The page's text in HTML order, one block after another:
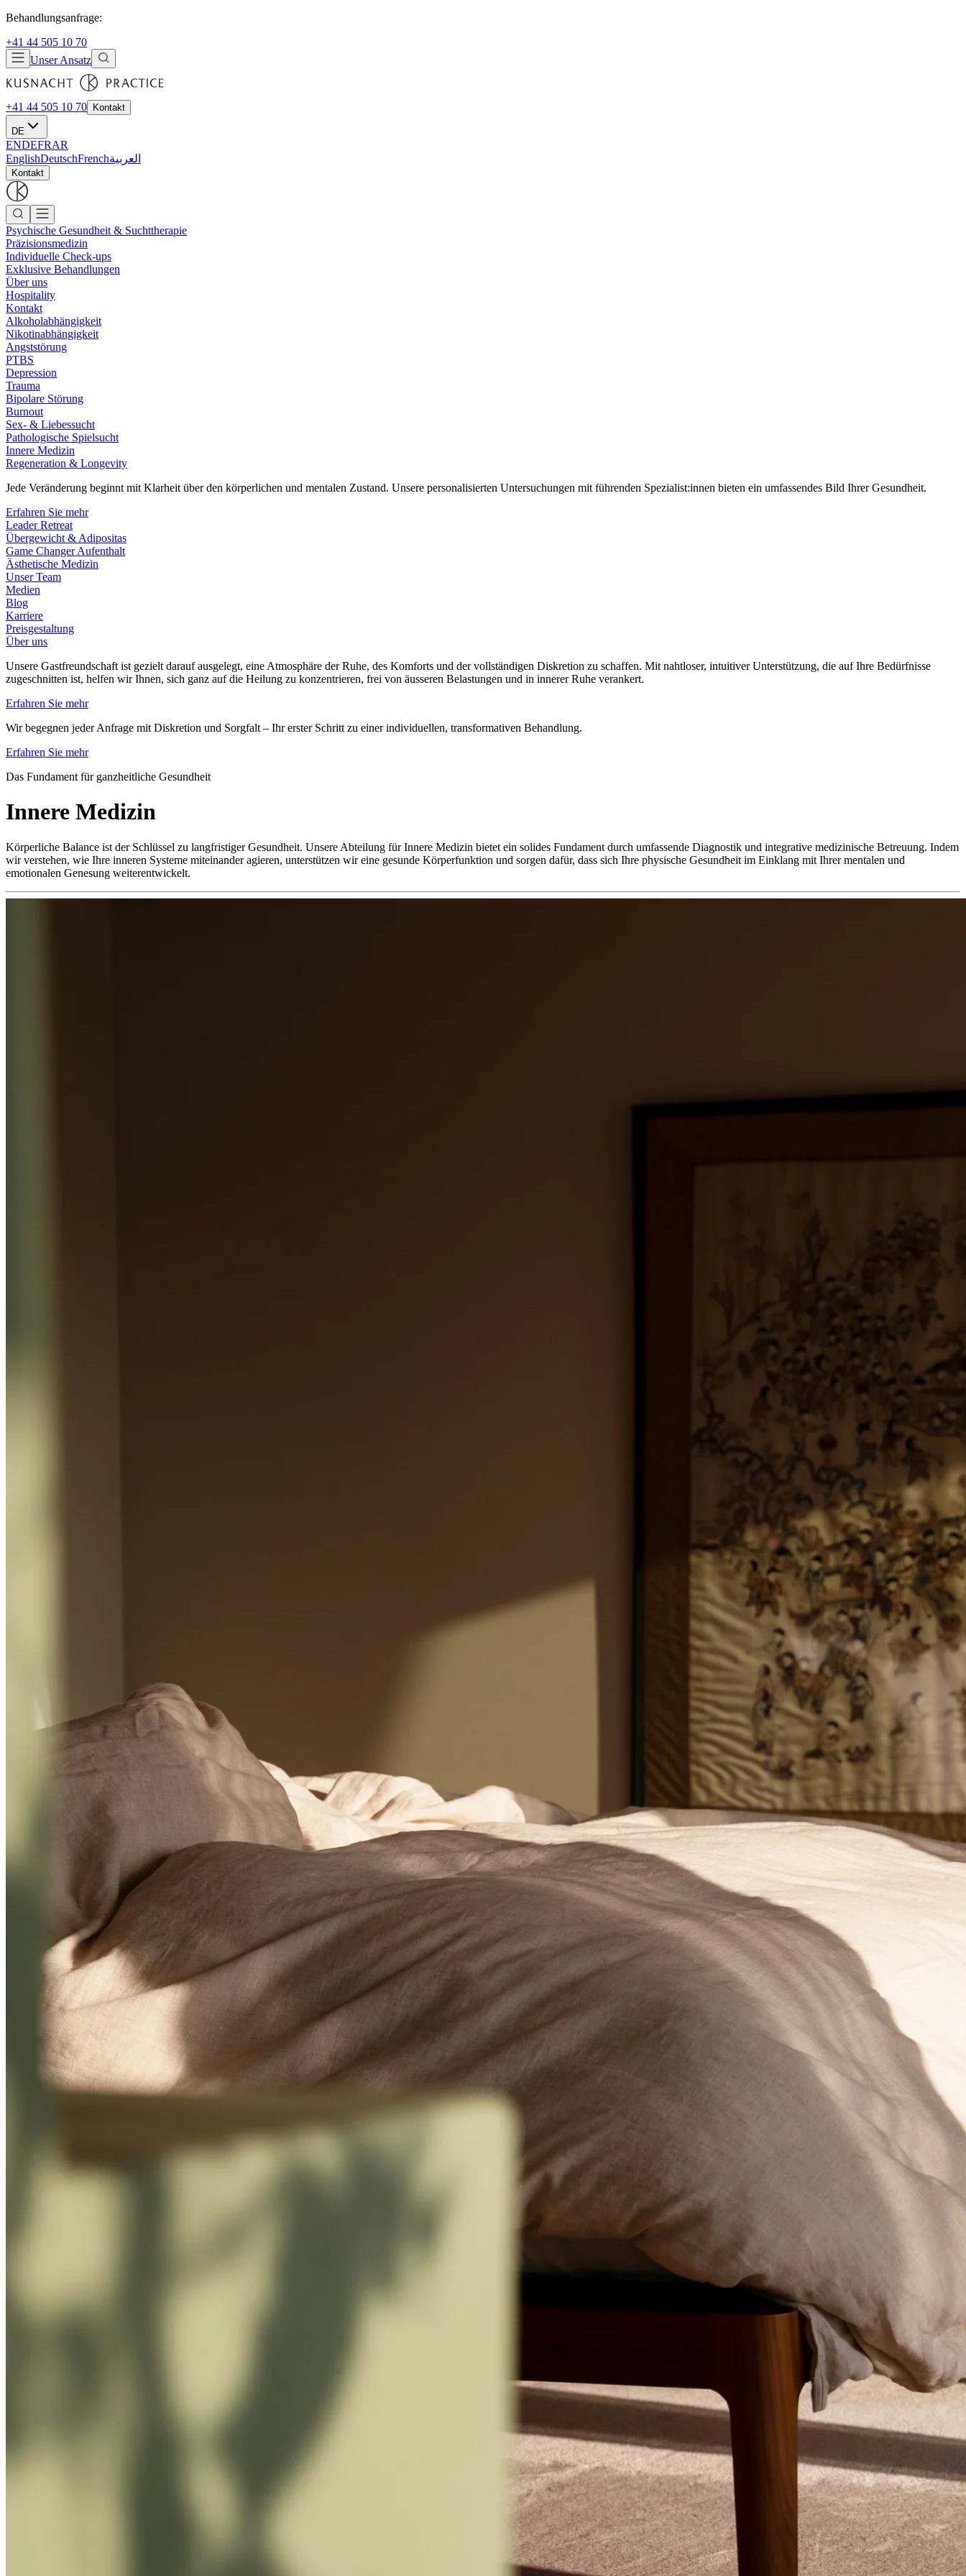
Behandlungsanfrage:
+41 44 505 10 70
Unser Ansatz
+41 44 505 10 70 Kontakt
DE
ENDEFRAR
EnglishDeutschFrenchالعربية
Kontakt
Psychische Gesundheit & Suchttherapie
Präzisionsmedizin
Individuelle Check-ups
Exklusive Behandlungen
Über uns
Hospitality
Kontakt
Alkoholabhängigkeit
Nikotinabhängigkeit
Angststörung
PTBS
Depression
Trauma
Bipolare Störung
Burnout
Sex- & Liebessucht
Pathologische Spielsucht
Innere Medizin
Regeneration & Longevity
Jede Veränderung beginnt mit Klarheit über den körperlichen und mentalen Zustand. Unsere personalisierten Untersuchungen mit führenden Spezialist:innen bieten ein umfassendes Bild Ihrer Gesundheit.
Erfahren Sie mehr
Leader Retreat
Übergewicht & Adipositas
Game Changer Aufenthalt
Ästhetische Medizin
Unser Team
Medien
Blog
Karriere
Preisgestaltung
Über uns
Unsere Gastfreundschaft ist gezielt darauf ausgelegt, eine Atmosphäre der Ruhe, des Komforts und der vollständigen Diskretion zu schaffen. Mit nahtloser, intuitiver Unterstützung, die auf Ihre Bedürfnisse
zugeschnitten ist, helfen wir Ihnen, sich ganz auf die Heilung zu konzentrieren, frei von äusseren Belastungen und in innerer Ruhe verankert.
Erfahren Sie mehr
Wir begegnen jeder Anfrage mit Diskretion und Sorgfalt – Ihr erster Schritt zu einer individuellen, transformativen Behandlung.
Erfahren Sie mehr
Das Fundament für ganzheitliche Gesundheit
Innere Medizin
Körperliche Balance ist der Schlüssel zu langfristiger Gesundheit. Unsere Abteilung für Innere Medizin bietet ein solides Fundament durch umfassende Diagnostik und integrative medizinische Betreuung. Indem
wir verstehen, wie Ihre inneren Systeme miteinander agieren, unterstützen wir eine gesunde Körperfunktion und sorgen dafür, dass sich Ihre physische Gesundheit im Einklang mit Ihrer mentalen und
emotionalen Genesung weiterentwickelt.